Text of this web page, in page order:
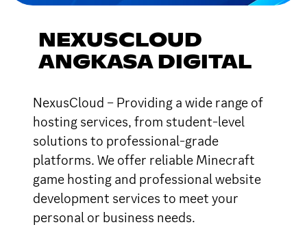
NEXUSCLOUD
ANGKASA DIGITAL
NexusCloud – Providing a wide range of
hosting services, from student-level
solutions to professional-grade
platforms. We offer reliable Minecraft
game hosting and professional website
development services to meet your
personal or business needs.